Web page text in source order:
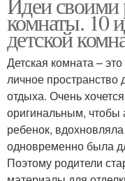
комнаты. 10
детской
Детская комната –
личное пространство
отдыха. Очень
оригинальным, чтобы
ребенок,
одновременно была
Поэтому родители